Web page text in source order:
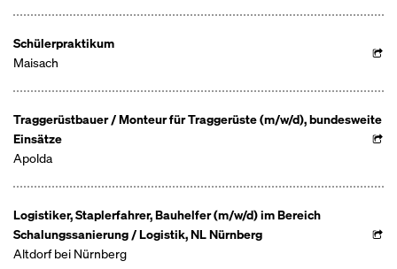
Schülerpraktikum
Maisach
Traggerüstbauer / Monteur für Traggerüste (m/w/d), bundesweite
Einsätze
Apolda
Logistiker, Staplerfahrer, Bauhelfer (m/w/d) im Bereich
Schalungssanierung / Logistik, NL Nürnberg
Altdorf bei Nürnberg